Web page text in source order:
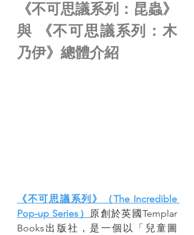
《不可思議系列：昆蟲》
與 《不可思議系列：木
乃伊》總體介紹
《不可思議系列》（The Incredible
Pop-up Series） 原創於英國Templar
Books出版社，是一個以「兒童圖